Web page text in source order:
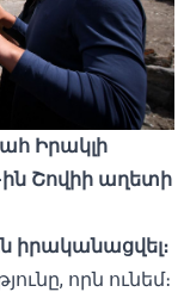
Իրակլի
Շովիի աղետի
իրականացվել։
որն ունեմ։